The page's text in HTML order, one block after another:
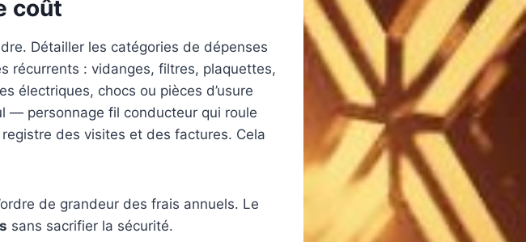
coût
Détailler les catégories de dépenses
récurrents : vidanges, filtres, plaquettes,
électriques, chocs ou pièces d’usure
— personnage fil conducteur qui roule
des visites et des factures. Cela
de grandeur des frais annuels. Le
sans sacrifier la sécurité.